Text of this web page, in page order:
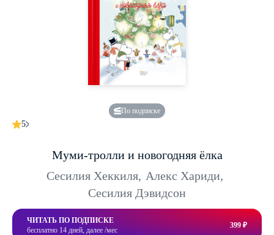
По подписке
5
Муми-тролли и новогодняя ёлка
Сесилия Хеккиля, Алекс Хариди,
Сесилия Дэвидсон
ЧИТАТЬ ПО ПОДПИСКЕ
бесплатно 14 дней, далее /мес
399 ₽